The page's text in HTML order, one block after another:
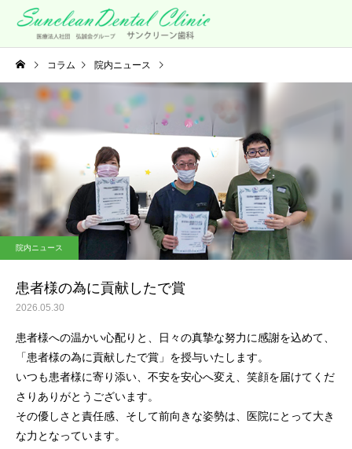
コラム 院内ニュース
院内ニュース
患者様の為に貢献したで賞
2026.05.30
患者様への温かい心配りと、日々の真摯な努力に感謝を込めて、
「患者様の為に貢献したで賞」を授与いたします。
いつも患者様に寄り添い、不安を安心へ変え、笑顔を届けてくだ
さりありがとうございます。
その優しさと責任感、そして前向きな姿勢は、医院にとって大き
な力となっています。